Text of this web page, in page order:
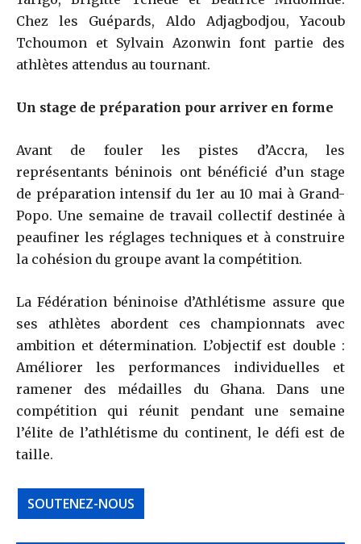
Chez les Guépards, Aldo Adjagbodjou, Yacoub
Tchoumon et Sylvain Azonwin font partie des
athlètes attendus au tournant.
Un stage de préparation pour arriver en forme
Avant de fouler les pistes d’Accra, les
représentants béninois ont bénéficié d’un stage
de préparation intensif du 1er au 10 mai à Grand-
Popo. Une semaine de travail collectif destinée à
peaufiner les réglages techniques et à construire
la cohésion du groupe avant la compétition.
La Fédération béninoise d’Athlétisme assure que
ses athlètes abordent ces championnats avec
ambition et détermination. L’objectif est double :
Améliorer les performances individuelles et
ramener des médailles du Ghana. Dans une
compétition qui réunit pendant une semaine
l’élite de l’athlétisme du continent, le défi est de
taille.
SOUTENEZ-NOUS